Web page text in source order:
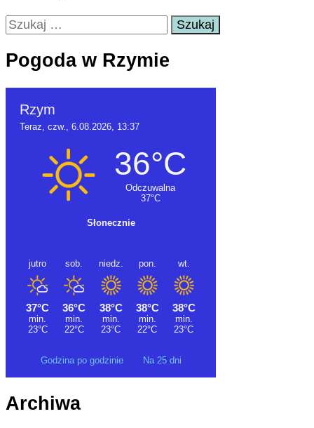
Szukaj:
Pogoda w Rzymie
Godzina po godzinie Na 25 dni
Archiwa